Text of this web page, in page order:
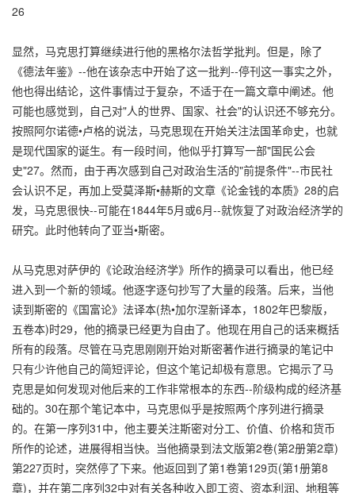
26
显然，马克思打算继续进行他的黑格尔法哲学批判。但是，除了
《德法年鉴》--他在该杂志中开始了这一批判--停刊这一事实之外，
他也得出结论，这件事情过于复杂，不适于在一篇文章中阐述。他
可能也感觉到，自己对"人的世界、国家、社会"的认识还不够充分。
按照阿尔诺德•卢格的说法，马克思现在开始关注法国革命史，也就
是现代国家的诞生。有一段时间，他似乎打算写一部"国民公会
史"27。然而，由于再次感到自己对政治生活的"前提条件"--市民社
会认识不足，再加上受莫泽斯•赫斯的文章《论金钱的本质》28的启
发，马克思很快--可能在1844年5月或6月--就恢复了对政治经济学的
研究。此时他转向了亚当•斯密。
从马克思对萨伊的《论政治经济学》所作的摘录可以看出，他已经
进入到一个新的领域。他逐字逐句抄写了大量的段落。后来，当他
读到斯密的《国富论》法译本(热•加尔涅新译本，1802年巴黎版，
五卷本)时29，他的摘录已经更为自由了。他现在用自己的话来概括
所有的段落。尽管在马克思刚刚开始对斯密著作进行摘录的笔记中
只有少许他自己的简短评论，但这个笔记却极有意思。它揭示了马
克思是如何发现对他后来的工作非常根本的东西--阶级构成的经济基
础的。30在那个笔记本中，马克思似乎是按照两个序列进行摘录
的。在第一序列31中，他主要关注斯密对分工、价值、价格和货币
所作的论述，进展得相当快。当他摘录到法文版第2卷(第2册第2章)
第227页时，突然停了下来。他返回到了第1卷第129页(第1册第8
章)，并在第二序列32中对有关各种收入即工资、资本利润、地租等